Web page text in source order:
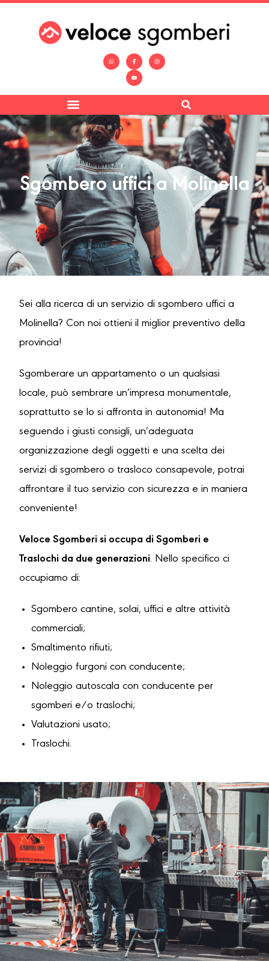
Sgombero uffici a Molinella
Sei alla ricerca di un servizio di sgombero uffici a
Molinella? Con noi ottieni il miglior preventivo della
provincia!
Sgomberare un appartamento o un qualsiasi
locale, può sembrare un’impresa monumentale,
soprattutto se lo si affronta in autonomia! Ma
seguendo i giusti consigli, un’adeguata
organizzazione degli oggetti e una scelta dei
servizi di sgombero o trasloco consapevole, potrai
affrontare il tuo servizio con sicurezza e in maniera
conveniente!
Veloce Sgomberi si occupa di Sgomberi e
Traslochi da due generazioni. Nello specifico ci
occupiamo di:
Sgombero cantine, solai, uffici e altre attività
commerciali;
Smaltimento rifiuti;
Noleggio furgoni con conducente;
Noleggio autoscala con conducente per
sgomberi e/o traslochi;
Valutazioni usato;
Traslochi.